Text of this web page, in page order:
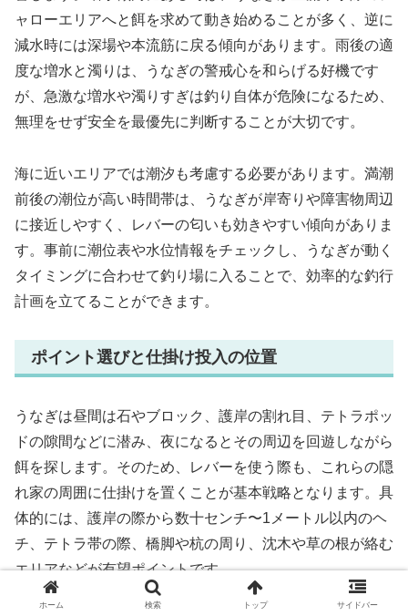
ャローエリアへと餌を求めて動き始めることが多く、逆に
減水時には深場や本流筋に戻る傾向があります。雨後の適
度な増水と濁りは、うなぎの警戒心を和らげる好機です
が、急激な増水や濁りすぎは釣り自体が危険になるため、
無理をせず安全を最優先に判断することが大切です。
海に近いエリアでは潮汐も考慮する必要があります。満潮
前後の潮位が高い時間帯は、うなぎが岸寄りや障害物周辺
に接近しやすく、レバーの匂いも効きやすい傾向がありま
す。事前に潮位表や水位情報をチェックし、うなぎが動く
タイミングに合わせて釣り場に入ることで、効率的な釣行
計画を立てることができます。
ポイント選びと仕掛け投入の位置
うなぎは昼間は石やブロック、護岸の割れ目、テトラポッ
ドの隙間などに潜み、夜になるとその周辺を回遊しながら
餌を探します。そのため、レバーを使う際も、これらの隠
れ家の周囲に仕掛けを置くことが基本戦略となります。具
体的には、護岸の際から数十センチ〜1メートル以内のヘ
チ、テトラ帯の際、橋脚や杭の周り、沈木や草の根が絡む
エリアなどが有望ポイントです。
仕掛けを投入する際は、障害物に引っかけないように注意
ホーム 検索 トップ サイドバー